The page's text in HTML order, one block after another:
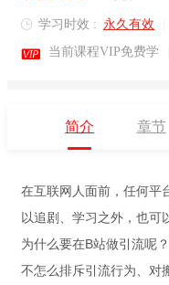
 学习时效 : 永久有效
 当前课程VIP免费学
简介 章节
在互联网人面前，任何平
以追剧、学习之外，也可
为什么要在B站做引流呢
不怎么排斥引流行为、对